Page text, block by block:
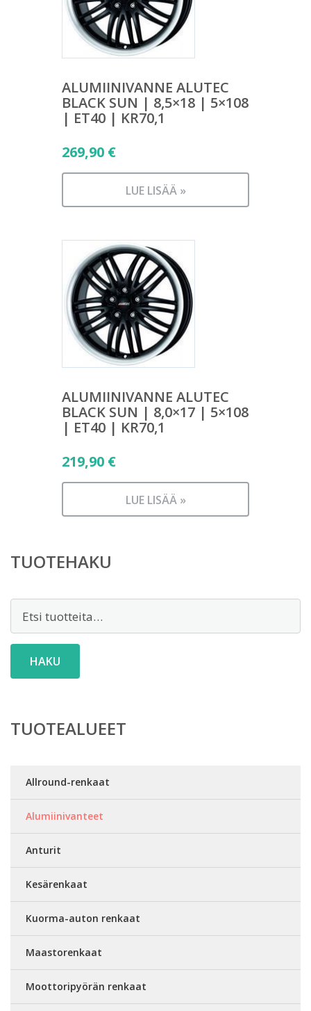
ALUMIINIVANNE ALUTEC
BLACK SUN | 8,5×18 | 5×108
| ET40 | KR70,1
269,90 €
LUE LISÄÄ »
ALUMIINIVANNE ALUTEC
BLACK SUN | 8,0×17 | 5×108
| ET40 | KR70,1
219,90 €
LUE LISÄÄ »
TUOTEHAKU
HAKU
TUOTEALUEET
Allround-renkaat
Alumiinivanteet
Anturit
Kesärenkaat
Kuorma-auton renkaat
Maastorenkaat
Moottoripyörän renkaat